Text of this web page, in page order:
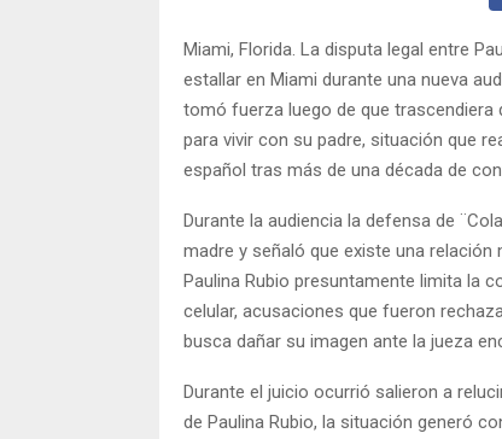
Miami, Florida. La disputa legal entre
estallar en Miami durante una nueva
tomó fuerza luego de que trascendiera
para vivir con su padre, situación que
español tras más de una década de
Durante la audiencia la defensa de
madre y señaló que existe una
Paulina Rubio presuntamente limita la
celular, acusaciones que fueron
busca dañar su imagen ante la jueza
Durante el juicio ocurrió salieron a
de Paulina Rubio, la situación generó